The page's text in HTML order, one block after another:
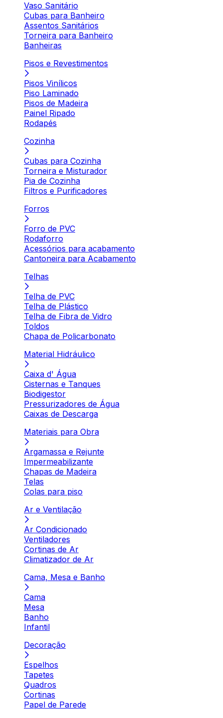
Vaso Sanitário
Cubas para Banheiro
Assentos Sanitários
Torneira para Banheiro
Banheiras
Pisos e Revestimentos
Pisos Vinílicos
Piso Laminado
Pisos de Madeira
Painel Ripado
Rodapés
Cozinha
Cubas para Cozinha
Torneira e Misturador
Pia de Cozinha
Filtros e Purificadores
Forros
Forro de PVC
Rodaforro
Acessórios para acabamento
Cantoneira para Acabamento
Telhas
Telha de PVC
Telha de Plástico
Telha de Fibra de Vidro
Toldos
Chapa de Policarbonato
Material Hidráulico
Caixa d' Água
Cisternas e Tanques
Biodigestor
Pressurizadores de Água
Caixas de Descarga
Materiais para Obra
Argamassa e Rejunte
Impermeabilizante
Chapas de Madeira
Telas
Colas para piso
Ar e Ventilação
Ar Condicionado
Ventiladores
Cortinas de Ar
Climatizador de Ar
Cama, Mesa e Banho
Cama
Mesa
Banho
Infantil
Decoração
Espelhos
Tapetes
Quadros
Cortinas
Papel de Parede